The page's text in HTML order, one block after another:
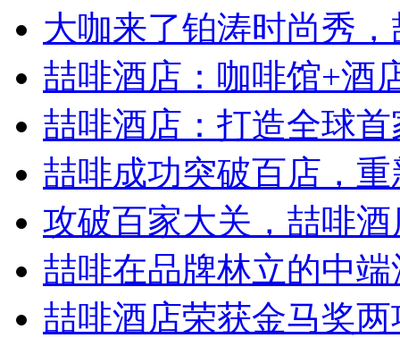
大咖来了铂涛时尚秀
喆啡酒店：咖啡馆+酒
喆啡酒店：打造全球首
喆啡成功突破百店，重
攻破百家大关，喆啡酒
喆啡在品牌林立的中
喆啡酒店荣获金马奖